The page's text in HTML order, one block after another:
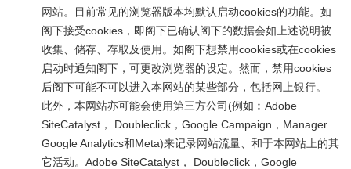
网站。目前常见的浏览器版本均默认启动cookies的功能。如
阁下接受cookies，即阁下已确认阁下的数据会如上述说明被
收集、储存、存取及使用。如阁下想禁用cookies或在cookies
启动时通知阁下，可更改浏览器的设定。然而，禁用cookies
后阁下可能不可以进入本网站的某些部分，包括网上银行。
此外，本网站亦可能会使用第三方公司(例如︰Adobe
SiteCatalyst， Doubleclick，Google Campaign，Manager
Google Analytics和Meta)来记录网站流量、和于本网站上的其
它活动。Adobe SiteCatalyst， Doubleclick，Google